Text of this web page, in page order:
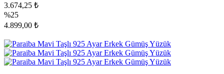
3.674,25 ₺
%25
4.899,00 ₺